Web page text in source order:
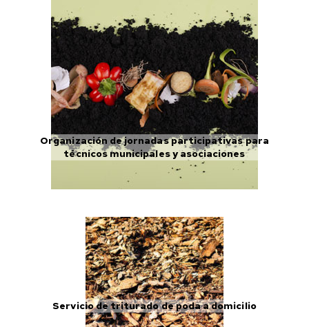
Organización de jornadas participativas para
técnicos municipales y asociaciones
Servicio de triturado de poda a domicilio